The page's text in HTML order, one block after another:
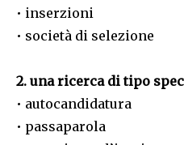
• inserzioni
• società di selezione
2. una ricerca di tipo
• autocandidatura
• passaparola